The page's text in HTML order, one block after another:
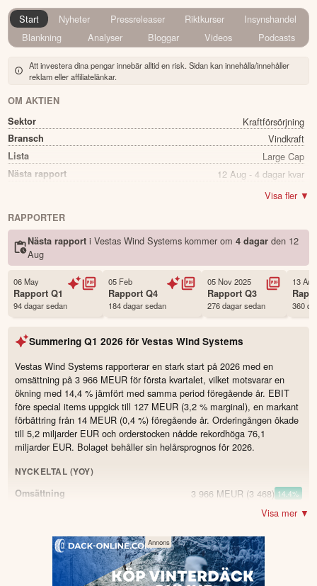
Start Nyheter Pressreleaser Riktkurser
Insynshandel
Blankning
Analyser Bloggar Videos Podcasts
Att investera dina pengar innebär alltid en risk. Sidan kan innehålla/innehåller
reklam eller affiliatelänkar.
OM AKTIEN
Sektor
Kraftförsörjning
Bransch Vindkraft
Lista Large Cap
Nästa rapport 12 Aug - 4 dagar kvar
Ja
0.10
Namn Vestas Wind Systems
Ticker
Status Noterad
Land Danmark
Första handelsdag
Antal ägare Avanza
Antal ägare Nordnet
Källa:Börsdata
Visa fler ▼
RAPPORTER
Nästa rapport i Vestas Wind Systems kommer om 4 dagarden 12
Aug
06 May
RapportQ1
94 dagar sedan
05 Feb
RapportQ4
184 dagar sedan
05 Nov 2025
RapportQ3
276 dagar sedan
13
360
Summering Q1 2026 för Vestas Wind Systems
Vestas Wind Systems rapporterar en stark start på 2026 med en
omsättning på 3 966 MEUR för första kvartalet, vilket motsvarar en
ökning med 14,4 % jämfört med samma period föregående år. EBIT
före special items uppgick till 127 MEUR (3,2 % marginal), en markant
förbättring från 14 MEUR (0,4 %) föregående år. Orderingången ökade
till 5,2 miljarder EUR och orderstocken nådde rekordhöga 76,1
miljarder EUR. Bolaget behåller sin helårsprognos för 2026.
NYCKELTAL (YOY)
Omsättning
3 966 MEUR (3 468) 14.4%
(14) 807.1%
Bruttomarginal 11,9 %(10,4)
EBIT-marginal före special items 3,2 %(0,4)
Orderingång 5,2 bnEUR(3,9)
Visa mer ▼